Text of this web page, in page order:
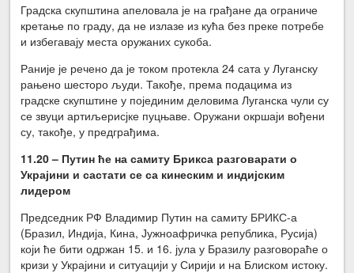
Градска скупштина апеловала је на грађане да ограниче
кретање по граду, да не излазе из кућа без преке потребе
и избегавају места оружаних сукоба.
Раније је речено да је током протекла 24 сата у Луганску
рањено шесторо људи. Такође, према подацима из
градске скупштине у појединим деловима Луганска чули су
се звуци артиљерисјке пуцњаве. Оружани окршаји вођени
су, такође, у предграђима.
11.20 – Путин ће на самиту Брикса разговарати о
Украјини и састати се са кинеским и индијским
лидером
Председник РФ Владимир Путин на самиту БРИКС-а
(Бразил, Индија, Кина, Јужноафричка република, Русија)
који ће бити одржан 15. и 16. јула у Бразилу разговораће о
кризи у Украјини и ситуацији у Сирији и на Блиском истоку.